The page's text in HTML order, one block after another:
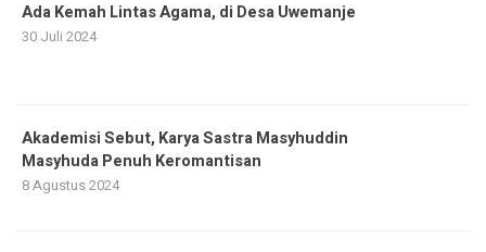
Ada Kemah Lintas Agama, di Desa Uwemanje
30 Juli 2024
Akademisi Sebut, Karya Sastra Masyhuddin
Masyhuda Penuh Keromantisan
8 Agustus 2024